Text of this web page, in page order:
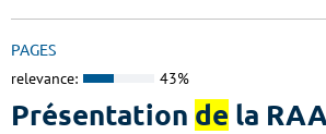
PAGES
relevance: 43%
Présentation de la